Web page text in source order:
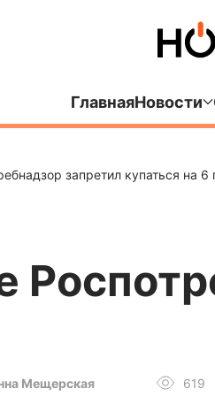
ГлавнаяНовости
запретил купаться на 6
Мещерская 619